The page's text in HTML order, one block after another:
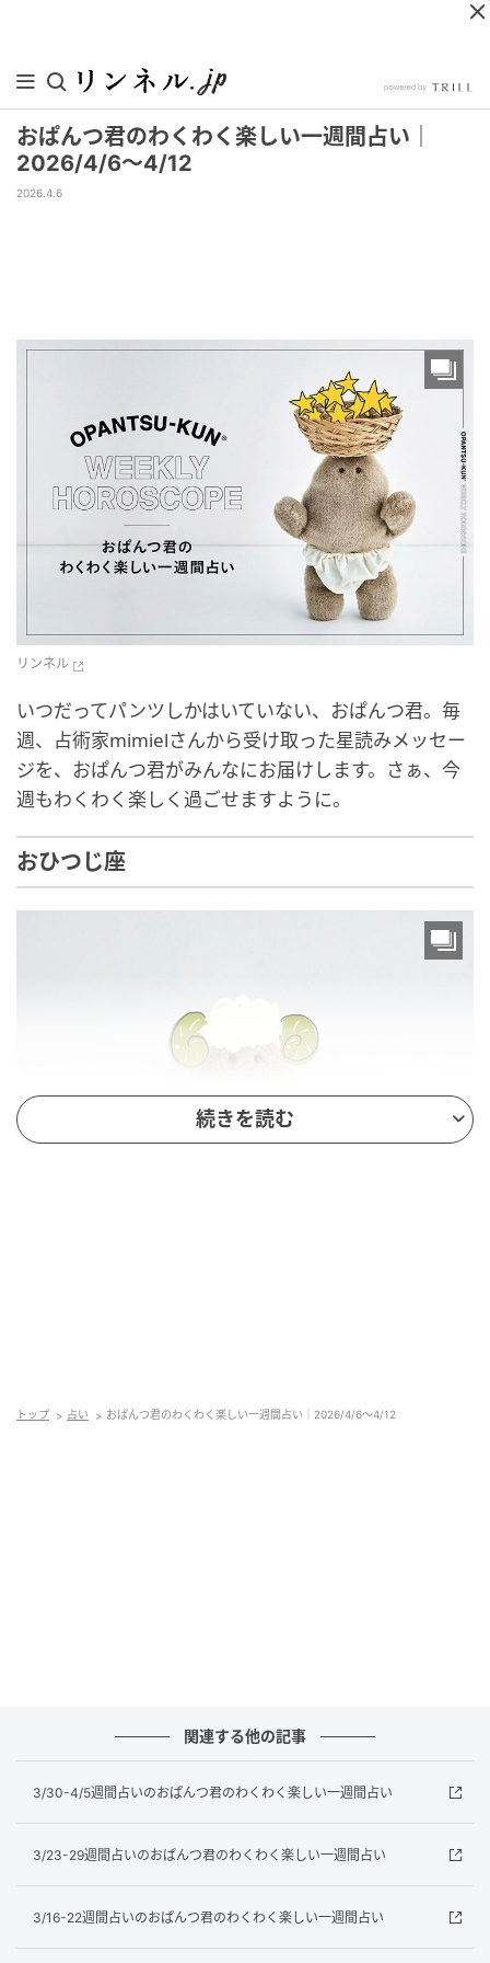
おぱんつ君のわくわく楽しい一週間占い｜
2026/4/6～4/12
2026.4.6
リンネル
いつだってパンツしかはいていない、おぱんつ君。毎
週、占術家mimielさんから受け取った星読みメッセー
ジを、おぱんつ君がみんなにお届けします。さぁ、今
週もわくわく楽しく過ごせますように。
おひつじ座
即決／仕切り上手／上昇志向が強い／短期決戦型／ト
ップランナー／スピード感／勇敢／バイタリティー／
熱しやすく冷めやすい／リーダー的／モットーは挑戦
と衝動／タフネス／融通が利かない
全体運
続きを読む
トップ 占い おぱんつ君のわくわく楽しい一週間占い｜2026/4/6～4/12
関連する他の記事
3/30-4/5週間占いのおぱんつ君のわくわく楽しい一週間占い
3/23-29週間占いのおぱんつ君のわくわく楽しい一週間占い
3/16-22週間占いのおぱんつ君のわくわく楽しい一週間占い